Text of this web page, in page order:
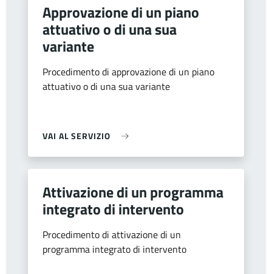
Approvazione di un piano
attuativo o di una sua
variante
Procedimento di approvazione di un piano
attuativo o di una sua variante
VAI AL SERVIZIO
Attivazione di un programma
integrato di intervento
Procedimento di attivazione di un
programma integrato di intervento